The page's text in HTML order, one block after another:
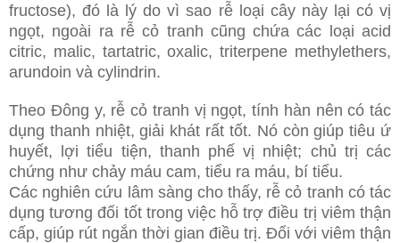
fructose), đó là lý do vì sao rễ loại cây này lại có vị
ngọt, ngoài ra rễ cỏ tranh cũng chứa các loại acid
citric, malic, tartatric, oxalic, triterpene methylethers,
arundoin và cylindrin.
Theo Đông y, rễ cỏ tranh vị ngọt, tính hàn nên có tác
dụng thanh nhiệt, giải khát rất tốt. Nó còn giúp tiêu ứ
huyết, lợi tiểu tiện, thanh phế vị nhiệt; chủ trị các
chứng như chảy máu cam, tiểu ra máu, bí tiểu.
Các nghiên cứu lâm sàng cho thấy, rễ cỏ tranh có tác
dụng tương đối tốt trong việc hỗ trợ điều trị viêm thận
cấp, giúp rút ngắn thời gian điều trị. Đối với viêm thận